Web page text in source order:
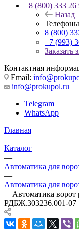
8 (800) 333 26
Назад
Телефоны
8 (800)
+7 (993)
Заказать
Контактная
Email:
info@prokupol.ru
Telegram
WhatsApp
Главная
—
Каталог
—
Автоматика для
—
Автоматика для
—Автоматика
РДБЖ.303236.001-07